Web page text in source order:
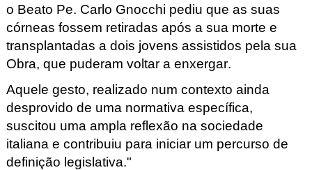
o Beato Pe. Carlo Gnocchi pediu que as suas
córneas fossem retiradas após a sua morte e
transplantadas a dois jovens assistidos pela sua
Obra, que puderam voltar a enxergar.
Aquele gesto, realizado num contexto ainda
desprovido de uma normativa específica,
suscitou uma ampla reflexão na sociedade
italiana e contribuiu para iniciar um percurso de
definição legislativa."